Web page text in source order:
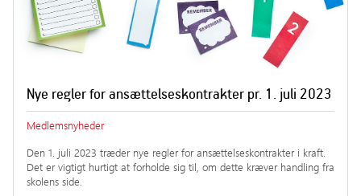
Nye regler for ansættelseskontrakter pr. 1. juli 2023
Medlemsnyheder
Den 1. juli 2023 træder nye regler for ansættelseskontrakter i kraft.
Det er vigtigt hurtigt at forholde sig til, om dette kræver handling fra
skolens side.